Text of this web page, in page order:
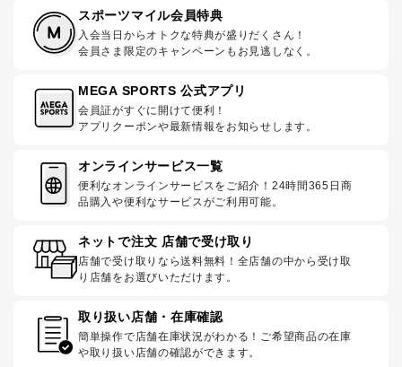
スポーツマイル会員特典
入会当日からオトクな特典が盛りだくさん！
会員さま限定のキャンペーンもお見逃しなく。
MEGA SPORTS 公式アプリ
会員証がすぐに開けて便利！
アプリクーポンや最新情報をお知らせします。
オンラインサービス一覧
便利なオンラインサービスをご紹介！24時間365日商
品購入や便利なサービスがご利用可能。
ネットで注文 店舗で受け取り
店舗で受け取りなら送料無料！全店舗の中から受け取
り店舗をお選びいただけます。
取り扱い店舗・在庫確認
簡単操作で店舗在庫状況がわかる！ご希望商品の在庫
や取り扱い店舗の確認ができます。